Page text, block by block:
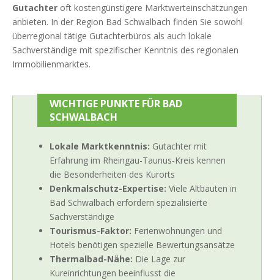
Gutachter oft kostengünstigere Marktwerteinschätzungen
anbieten. In der Region Bad Schwalbach finden Sie sowohl
überregional tätige Gutachterbüros als auch lokale
Sachverständige mit spezifischer Kenntnis des regionalen
Immobilienmarktes.
WICHTIGE PUNKTE FÜR BAD
SCHWALBACH
Lokale Marktkenntnis: Gutachter mit
Erfahrung im Rheingau-Taunus-Kreis kennen
die Besonderheiten des Kurorts
Denkmalschutz-Expertise: Viele Altbauten in
Bad Schwalbach erfordern spezialisierte
Sachverständige
Tourismus-Faktor: Ferienwohnungen und
Hotels benötigen spezielle Bewertungsansätze
Thermalbad-Nähe: Die Lage zur
Kureinrichtungen beeinflusst die